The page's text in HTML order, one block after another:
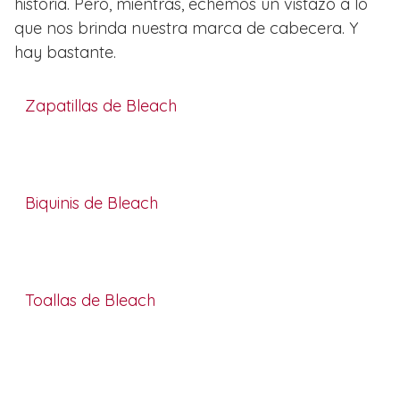
que nos brinda nuestra marca de cabecera. Y
hay bastante.
Zapatillas de Bleach
Biquinis de Bleach
Toallas de Bleach